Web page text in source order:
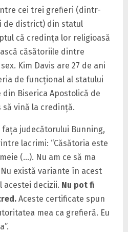
cei trei grefieri (dintr-
de district) din statul
că credinţa lor religioasă
căsătoriile dintre
Kim Davis are 27 de ani
de funcţional al statului
Biserica Apostolică de
să vină la credinţă.
judecătorului Bunning,
lacrimi: “Căsătoria este
(…). Nu am ce să ma
există variante în acest
acestei decizii. Nu pot fi
Aceste certificate spun
mea ca grefieră. Eu